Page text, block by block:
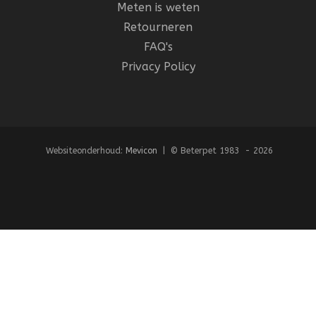
Meten is weten
Retourneren
FAQ's
Privacy Policy
Websiteonderhoud: Mevicon | © Beterpet 1983 - 2026